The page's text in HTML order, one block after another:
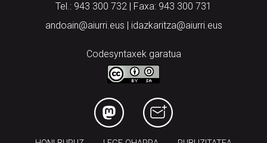
Tel.: 943 300 732 | Faxa: 943 300 731
andoain@aiurri.eus | idazkaritza@aiurri.eus
Codesyntaxek garatua